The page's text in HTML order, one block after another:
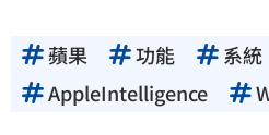
蘋果 功能 系統
AppleIntelligence